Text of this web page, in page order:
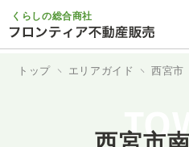
くらしの総合商社
トップ エリアガイド 西宮市